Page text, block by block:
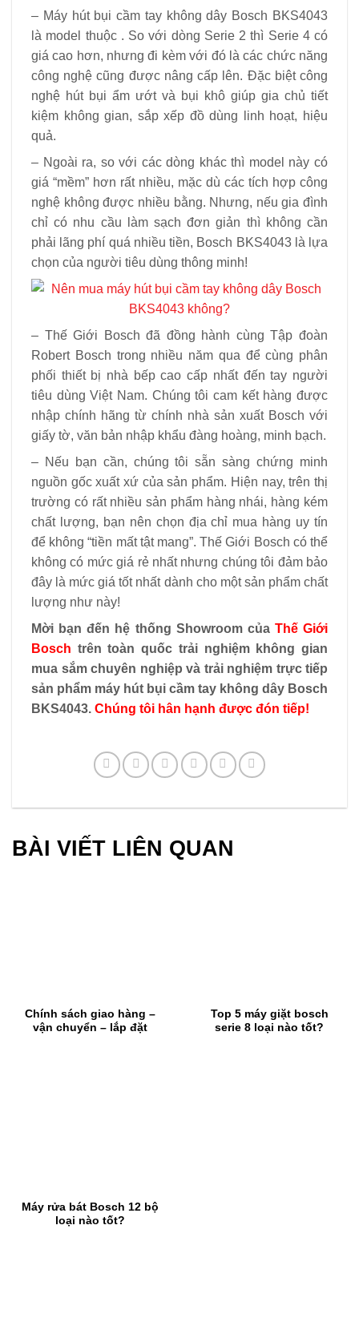
– Máy hút bụi cầm tay không dây Bosch BKS4043
là model thuộc . So với dòng Serie 2 thì Serie 4 có
giá cao hơn, nhưng đi kèm với đó là các chức năng
công nghệ cũng được nâng cấp lên. Đặc biệt công
nghệ hút bụi ẩm ướt và bụi khô giúp gia chủ tiết
kiệm không gian, sắp xếp đồ dùng linh hoạt, hiệu
quả.
– Ngoài ra, so với các dòng khác thì model này có
giá “mềm” hơn rất nhiều, mặc dù các tích hợp công
nghệ không được nhiều bằng. Nhưng, nếu gia đình
chỉ có nhu cầu làm sạch đơn giản thì không cần
phải lãng phí quá nhiều tiền, Bosch BKS4043 là lựa
chọn của người tiêu dùng thông minh!
– Thế Giới Bosch đã đồng hành cùng Tập đoàn
Robert Bosch trong nhiều năm qua để cùng phân
phối thiết bị nhà bếp cao cấp nhất đến tay người
tiêu dùng Việt Nam. Chúng tôi cam kết hàng được
nhập chính hãng từ chính nhà sản xuất Bosch với
giấy tờ, văn bản nhập khẩu đàng hoàng, minh bạch.
– Nếu bạn cần, chúng tôi sẵn sàng chứng minh
nguồn gốc xuất xứ của sản phẩm. Hiện nay, trên thị
trường có rất nhiều sản phẩm hàng nhái, hàng kém
chất lượng, bạn nên chọn địa chỉ mua hàng uy tín
để không “tiền mất tật mang”. Thế Giới Bosch có thể
không có mức giá rẻ nhất nhưng chúng tôi đảm bảo
đây là mức giá tốt nhất dành cho một sản phẩm chất
lượng như này!
Mời bạn đến hệ thống Showroom của Thế Giới
Bosch trên toàn quốc trải nghiệm không gian
mua sắm chuyên nghiệp và trải nghiệm trực tiếp
sản phẩm máy hút bụi cầm tay không dây Bosch
BKS4043. Chúng tôi hân hạnh được đón tiếp!
BÀI VIẾT LIÊN QUAN
Chính sách giao hàng –
vận chuyển – lắp đặt
Top 5 máy giặt bosch
serie 8 loại nào tốt?
Máy rửa bát Bosch 12 bộ
loại nào tốt?